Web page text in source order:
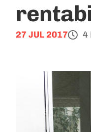
27 JUL 2017 4